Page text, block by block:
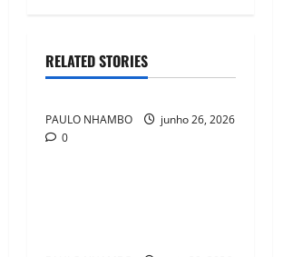
RELATED STORIES
EXCLUSIVO
PAULO NHAMBO
junho 26, 2026
0EXCLUSIVO